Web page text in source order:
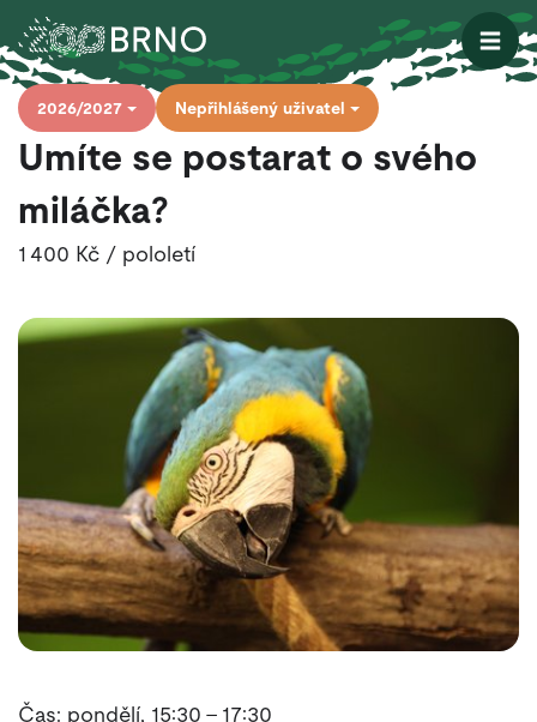
2026/2027 Nepřihlášený uživatel
Otevřít
Umíte se postarat o svého
miláčka?
1 400 Kč / pololetí
Čas: pondělí, 15:30 - 17:30